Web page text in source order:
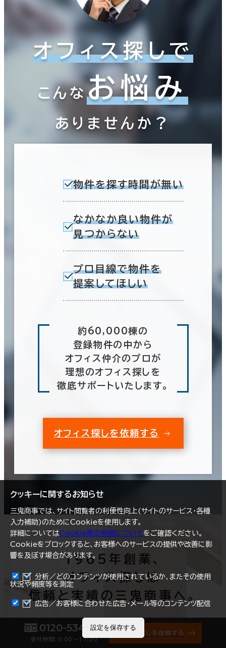
オフィス探しで
こんなお悩み
ありませんか？
物件を探す時間が無い
なかなか良い物件が
見つからない
プロ目線で物件を
提案してほしい
約60,000棟の
登録物件の中から
オフィス仲介のプロが
理想のオフィス探しを
徹底サポートいたします。
オフィス探しを依頼する
まとめて資料請求
0120-534-011
受付時間：9:00〜17:00
オフィス探しを依頼する
クッキーに関するお知らせ
三鬼商事では、サイト閲覧者の利便性向上(サイトのサービス・各種
入力補助)のためにCookieを使用します。
詳細についてはCookie等の利用についてをご確認ください。
Cookieをブロックすると、お客様へのサービスの提供や改善に影
響を及ぼす場合があります。
分析／どのコンテンツが使用されているか、またその使用
状況や頻度等を測定
広告／お客様に合わせた広告・メール等のコンテンツ配信
設定を保存する
1965年創業、
オフィス探しは
信頼と実績の三鬼商事へ。